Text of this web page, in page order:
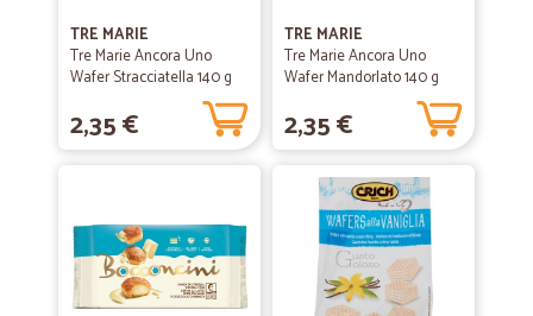
TRE MARIE
Tre Marie Ancora Uno
Wafer Stracciatella 140 g
2,35 €
TRE MARIE
Tre Marie Ancora Uno
Wafer Mandorlato 140 g
2,35 €